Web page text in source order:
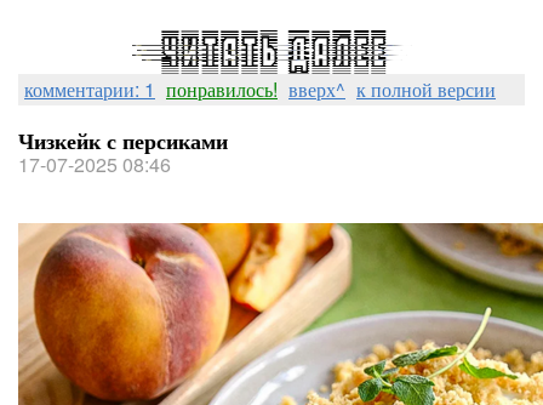
комментарии: 1 понравилось! вверх^ к полной версии
Чизкейк с персиками
17-07-2025 08:46